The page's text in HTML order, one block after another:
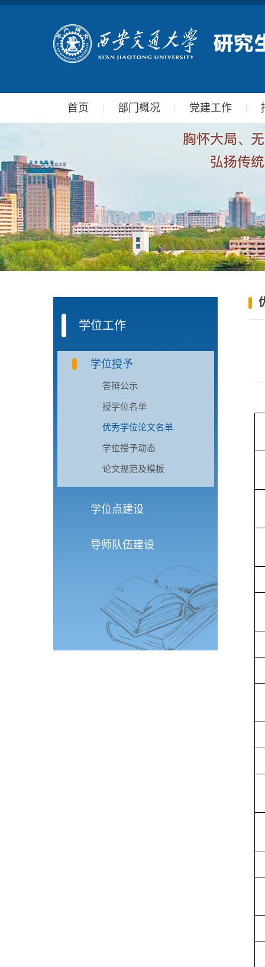
首页 部门概况 党建工作
学位工作
学位授予
答辩公示
授学位名单
优秀学位论文名单
学位授予动态
论文规范及模板
学位点建设
导师队伍建设